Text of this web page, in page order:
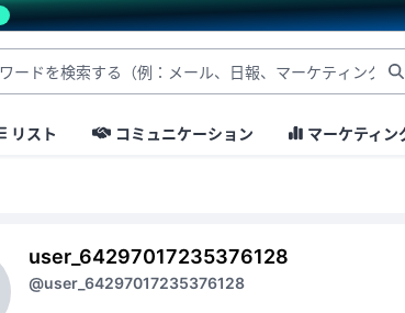
リスト コミュニケーション マーケティン
user_64297017235376128
@user_64297017235376128